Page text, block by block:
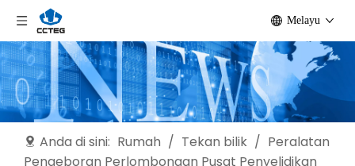
Melayu
Anda di sini: Rumah / Tekan bilik / Peralatan
Pengeboran Perlombongan Pusat Penyelidikan